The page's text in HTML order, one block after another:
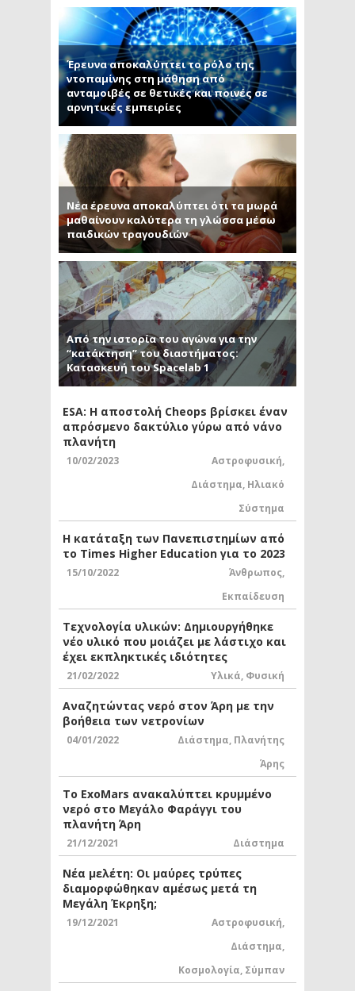
Έρευνα αποκαλύπτει το ρόλο της
ντοπαμίνης στη μάθηση από
ανταμοιβές σε θετικές και ποινές σε
αρνητικές εμπειρίες
Νέα έρευνα αποκαλύπτει ότι τα μωρά
μαθαίνουν καλύτερα τη γλώσσα μέσω
παιδικών τραγουδιών
Από την ιστορία του αγώνα για την
“κατάκτηση” του διαστήματος:
Κατασκευή του Spacelab 1
ESA: Η αποστολή Cheops βρίσκει έναν
απρόσμενο δακτύλιο γύρω από νάνο
πλανήτη
10/02/2023 Αστροφυσική,
Διάστημα, Ηλιακό
Σύστημα
Η κατάταξη των Πανεπιστημίων από
το Times Higher Education για το 2023
15/10/2022 Άνθρωπος,
Εκπαίδευση
Τεχνολογία υλικών: Δημιουργήθηκε
νέο υλικό που μοιάζει με λάστιχο και
έχει εκπληκτικές ιδιότητες
21/02/2022 Υλικά, Φυσική
Αναζητώντας νερό στον Άρη με την
βοήθεια των νετρονίων
04/01/2022 Διάστημα, Πλανήτης
Άρης
Το ExoMars ανακαλύπτει κρυμμένο
νερό στο Μεγάλο Φαράγγι του
πλανήτη Άρη
21/12/2021 Διάστημα
Νέα μελέτη: Οι μαύρες τρύπες
διαμορφώθηκαν αμέσως μετά τη
Μεγάλη Έκρηξη;
19/12/2021 Αστροφυσική,
Διάστημα,
Κοσμολογία, Σύμπαν